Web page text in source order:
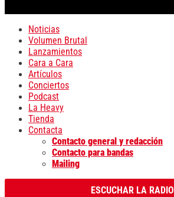
Noticias
Volumen Brutal
Lanzamientos
Cara a Cara
Artículos
Conciertos
Podcast
La Heavy
Tienda
Contacta
Contacto general y redacción
Contacto para bandas
Mailing
ESCUCHAR LA RADIO